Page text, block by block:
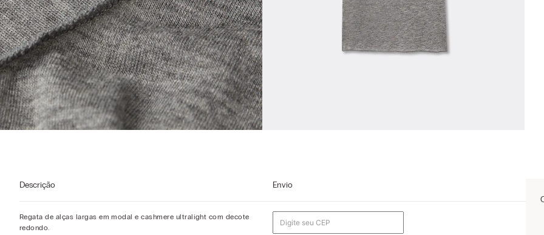
Descrição
Regata de alças largas em modal e cashmere ultralight com decote
redondo.
Envio